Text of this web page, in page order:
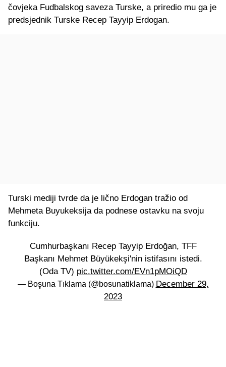
čovjeka Fudbalskog saveza Turske, a priredio mu ga je
predsjednik Turske Recep Tayyip Erdogan.
Turski mediji tvrde da je lično Erdogan tražio od
Mehmeta Buyukeksija da podnese ostavku na svoju
funkciju.
Cumhurbaşkanı Recep Tayyip Erdoğan, TFF
Başkanı Mehmet Büyükekşi'nin istifasını istedi.
(Oda TV) pic.twitter.com/EVn1pMOiQD
— Boşuna Tıklama (@bosunatiklama) December 29,
2023